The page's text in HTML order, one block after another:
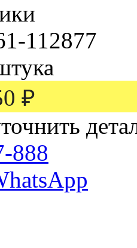
112877
₽
888